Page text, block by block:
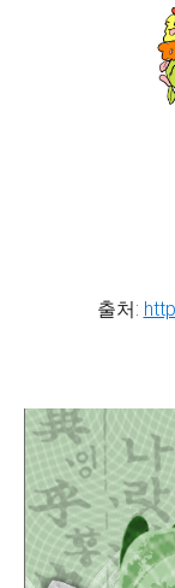
출처: